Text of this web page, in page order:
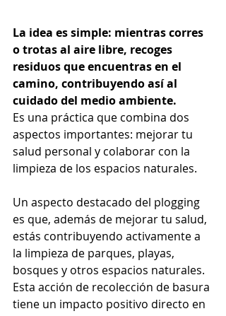
La idea es simple: mientras corres
o trotas al aire libre, recoges
residuos que encuentras en el
camino, contribuyendo así al
cuidado del medio ambiente.
Es una práctica que combina dos
aspectos importantes: mejorar tu
salud personal y colaborar con la
limpieza de los espacios naturales.
Un aspecto destacado del plogging
es que, además de mejorar tu salud,
estás contribuyendo activamente a
la limpieza de parques, playas,
bosques y otros espacios naturales.
Esta acción de recolección de basura
tiene un impacto positivo directo en